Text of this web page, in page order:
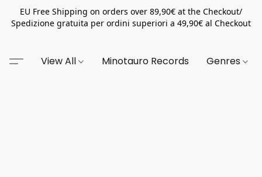
EU Free Shipping on orders over 89,90€ at the Checkout/
Spedizione gratuita per ordini superiori a 49,90€ al Checkout
View All Minotauro Records Genres